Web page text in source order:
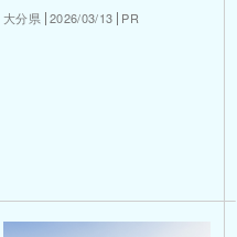
大分県 2026/03/13 PR